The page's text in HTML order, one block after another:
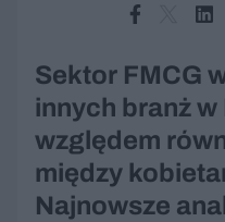
Sektor FMCG
innych branż w
względem
między
Najnowsze